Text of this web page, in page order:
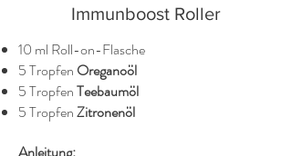
Immunboost Roller
10 ml Roll-on-Flasche
5 Tropfen Oreganoöl
5 TropfenTeebaumöl
5 TropfenZitronenöl